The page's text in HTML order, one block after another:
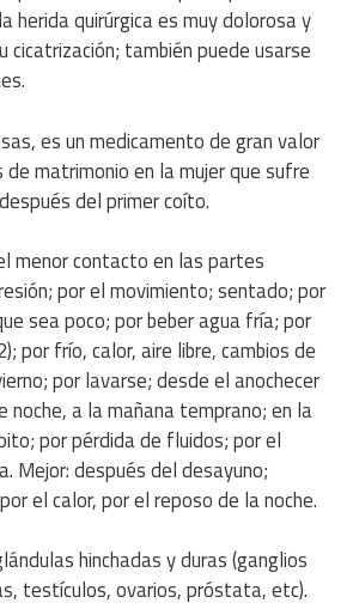
herida quirúrgica es muy dolorosa y
cicatrización; también puede usarse
es un medicamento de gran valor
matrimonio en la mujer que sufre
del primer coíto.
menor contacto en las partes
por el movimiento; sentado; por
sea poco; por beber agua fría; por
por frío, calor, aire libre, cambios de
por lavarse; desde el anochecer
noche, a la mañana temprano; en la
por pérdida de fluidos; por el
Mejor: después del desayuno;
el calor, por el reposo de la noche.
hinchadas y duras (ganglios
testículos, ovarios, próstata, etc).